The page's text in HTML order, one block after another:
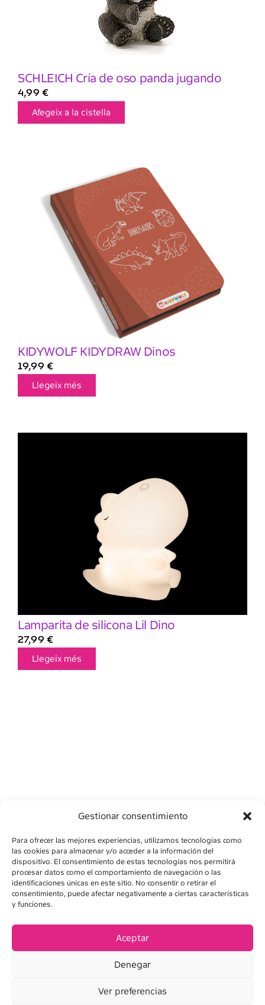
Gestionar consentimiento
Para ofrecer las mejores experiencias, utilizamos tecnologías como
las cookies para almacenar y/o acceder a la información del
dispositivo. El consentimiento de estas tecnologías nos permitirá
procesar datos como el comportamiento de navegación o las
identificaciones únicas en este sitio. No consentir o retirar el
consentimiento, puede afectar negativamente a ciertas características
y funciones.
Aceptar
Denegar
Ver preferencias
SCHLEICH Cría de oso panda jugando
4,99 €
Afegeix a la cistella
KIDYWOLF KIDYDRAW Dinos
19,99 €
Llegeix més
Lamparita de silicona Lil Dino
27,99 €
Llegeix més
AVÍS LEGAL
POLÍTICA DE PRIVADESA
CONDICIONS DE VENDA